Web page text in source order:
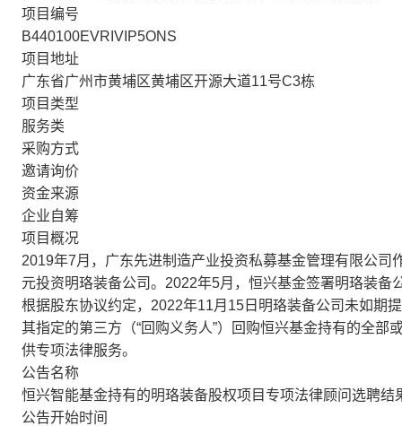
项目编号
B440100EVRIVIP5ONS
项目地址
广东省广州市黄埔区黄埔区开源大道11号C3栋
项目类型
服务类
采购方式
邀请询价
资金来源
企业自筹
项目概况
2019年7月，广东先进制造产业投资私募基金管理有限公
元投资明珞装备公司。2022年5月，恒兴基金签署明珞装
根据股东协议约定，2022年11月15日明珞装备公司未如期
其指定的第三方（“回购义务人”）回购恒兴基金持有的全
供专项法律服务。
公告名称
恒兴智能基金持有的明珞装备股权项目专项法律顾问选聘结
公告开始时间